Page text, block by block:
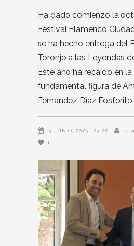
Ha dado comienzo la
Festival Flamenco
se ha hecho entrega del
Toronjo a las Leyendas
Este año ha recaído en
fundamental figura de
Fernández Díaz Fosforito.
9 JUNIO, 2023 23:00
1